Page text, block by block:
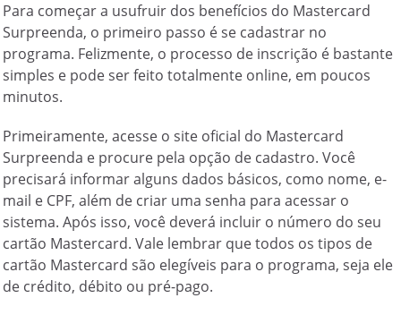
Para começar a usufruir dos benefícios do Mastercard
Surpreenda, o primeiro passo é se cadastrar no
programa. Felizmente, o processo de inscrição é bastante
simples e pode ser feito totalmente online, em poucos
minutos.
Primeiramente, acesse o site oficial do Mastercard
Surpreenda e procure pela opção de cadastro. Você
precisará informar alguns dados básicos, como nome, e-
mail e CPF, além de criar uma senha para acessar o
sistema. Após isso, você deverá incluir o número do seu
cartão Mastercard. Vale lembrar que todos os tipos de
cartão Mastercard são elegíveis para o programa, seja ele
de crédito, débito ou pré-pago.